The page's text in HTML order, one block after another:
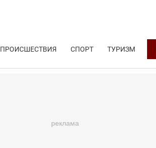
ПРОИСШЕСТВИЯ СПОРТ ТУРИЗМ